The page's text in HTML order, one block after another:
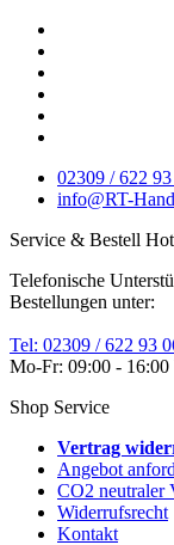
02309 / 622
info@RT-
Service & Bestell
Telefonische
Bestellungen unter:
Tel: 02309 / 622 93
Mo-Fr: 09:00 -
Shop Service
Vertrag
Angebot
CO2 neutraler
Widerrufsrecht
Kontakt